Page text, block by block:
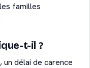
familles
t-il ?
délai de carence